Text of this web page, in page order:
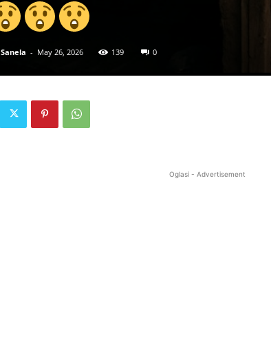
Sanela - May 26, 2026 139 0
Oglasi - Advertisement